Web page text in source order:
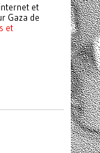
et
Gaza de
et